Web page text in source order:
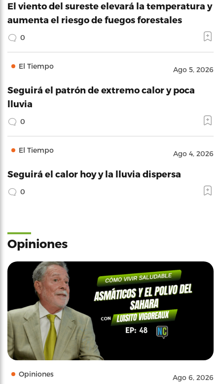
El viento del sureste elevará la temperatura y
aumenta el riesgo de fuegos forestales
0
El Tiempo Ago 5, 2026
Seguirá el patrón de extremo calor y poca
lluvia
0
El Tiempo Ago 4, 2026
Seguirá el calor hoy y la lluvia dispersa
0
Opiniones
Opiniones Ago 6, 2026